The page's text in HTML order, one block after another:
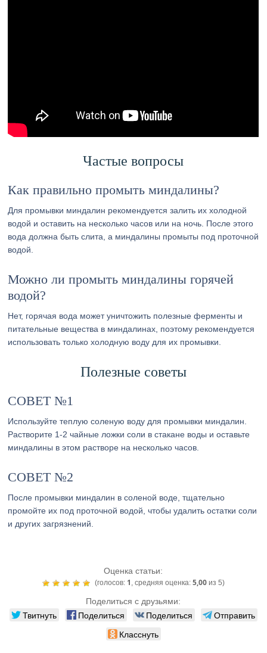
Частые вопросы
Как правильно промыть миндалины?
Для промывки миндалин рекомендуется залить их холодной
водой и оставить на несколько часов или на ночь. После этого
вода должна быть слита, а миндалины промыты под проточной
водой.
Можно ли промыть миндалины горячей
водой?
Нет, горячая вода может уничтожить полезные ферменты и
питательные вещества в миндалинах, поэтому рекомендуется
использовать только холодную воду для их промывки.
Полезные советы
СОВЕТ №1
Используйте теплую соленую воду для промывки миндалин.
Растворите 1-2 чайные ложки соли в стакане воды и оставьте
миндалины в этом растворе на несколько часов.
СОВЕТ №2
После промывки миндалин в соленой воде, тщательно
промойте их под проточной водой, чтобы удалить остатки соли
и других загрязнений.
Оценка статьи:
(голосов: 1 , средняя оценка: 5,00из 5)
Поделиться с друзьями:
Твитнуть Поделиться Поделиться
Отправить
Класснуть